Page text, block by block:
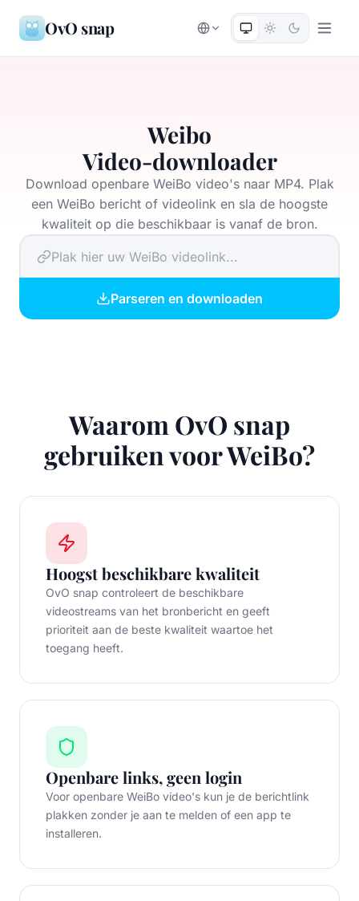
OvO snap
Weibo
Video-downloader
Download openbare WeiBo video's naar MP4. Plak
een WeiBo bericht of videolink en sla de hoogste
kwaliteit op die beschikbaar is vanaf de bron.
Parseren en downloaden
Waarom OvO snap
gebruiken voor WeiBo?
Hoogst beschikbare kwaliteit
OvO snap controleert de beschikbare
videostreams van het bronbericht en geeft
prioriteit aan de beste kwaliteit waartoe het
toegang heeft.
Openbare links, geen login
Voor openbare WeiBo video's kun je de berichtlink
plakken zonder je aan te melden of een app te
installeren.